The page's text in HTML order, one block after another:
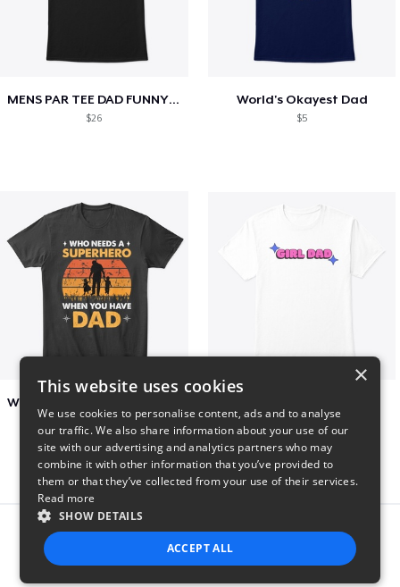
MENS PAR TEE DAD FUNNY PARTEE GOLF GIFT
$26
World's Okayest Dad
$5
Report this product
×
This website uses cookies
We use cookies to personalise content, ads and to analyse
our traffic. We also share information about your use of our
site with our advertising and analytics partners who may
combine it with other information that you’ve provided to
them or that they’ve collected from your use of their services.
Read more
SHOW DETAILS
ACCEPT ALL